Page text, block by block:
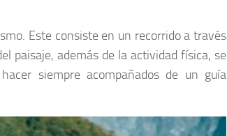
Este consiste en un recorrido a través
paisaje, además de la actividad física, se
siempre acompañados de un guía